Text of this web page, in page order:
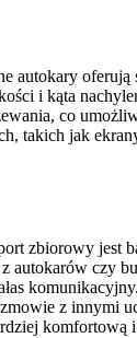
i kąta
co
takich jak
zbiorowy jest
czy
z innymi
komfortową